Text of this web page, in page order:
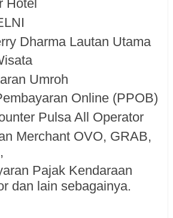
Hotel
Dharma Lautan Utama
Umroh
Online (PPOB)
Pulsa All Operator
Merchant OVO, GRAB,
Pajak Kendaraan
dan lain sebagainya.